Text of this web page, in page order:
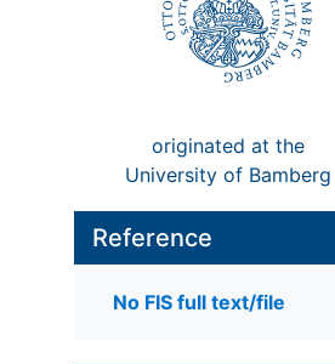
originated at the
University of Bamberg
Reference
No FIS full text/file